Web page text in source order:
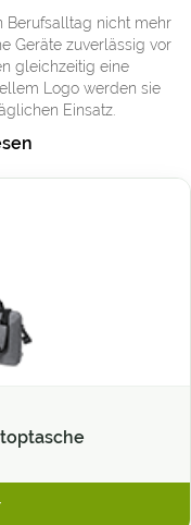
Berufsalltag nicht mehr
Geräte zuverlässig vor
gleichzeitig eine
Logo werden sie
Einsatz.